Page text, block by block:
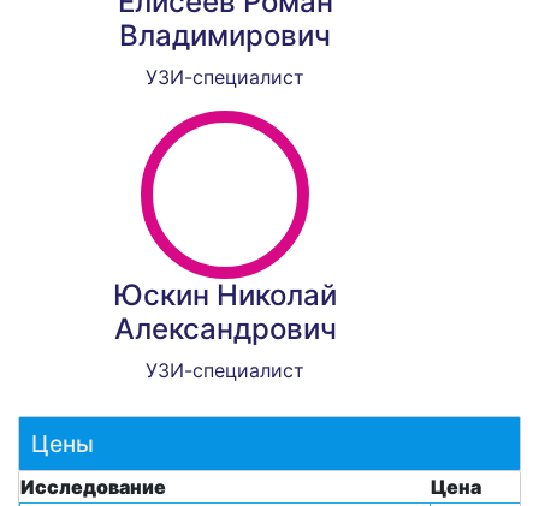
Владимирович
УЗИ-специалист
Юскин Николай
Александрович
УЗИ-специалист
Цены
Исследование
Цена